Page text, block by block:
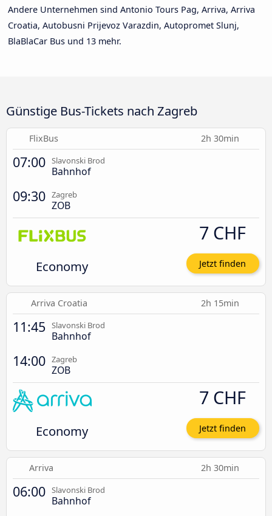
Andere Unternehmen sind Antonio Tours Pag, Arriva, Arriva
Croatia, Autobusni Prijevoz Varazdin, Autopromet Slunj,
BlaBlaCar Bus und 13 mehr.
Günstige Bus-Tickets nach Zagreb
FlixBus 2h 30min
07:00 Slavonski Brod
Bahnhof
09:30 Zagreb
ZOB
Economy
7 CHF
Jetzt finden
Arriva Croatia 2h 15min
11:45 Slavonski Brod
Bahnhof
14:00 Zagreb
ZOB
Economy
7 CHF
Jetzt finden
Arriva 2h 30min
06:00 Slavonski Brod
Bahnhof